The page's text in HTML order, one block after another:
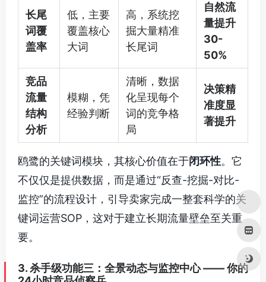
长尾
词覆
盖率
低，主要
覆盖核心
大词
高，系统挖
掘大量精准
长尾词
自然流
量提升
30-
50%
竞品
流量
结构
分析
模糊，凭
经验判断
清晰，数据
化呈现每个
词的竞争格
局
决策精
准度显
著提升
鸥鹭的关键词模块，其核心价值在于闭环性。它
不仅仅是提供数据，而是通过“反查-挖掘-对比-
监控”的流程设计，引导卖家完成一整套科学的关
键词运营SOP，这对于建立长期流量壁垒至关重
要。
3. 杀手级功能三：全景动态与监控中心 —— 你的